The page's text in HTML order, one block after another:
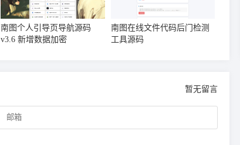
南图个人引导页导航源码
v3.6 新增数据加密
南图在线文件代码后门检测
工具源码
暂无留言